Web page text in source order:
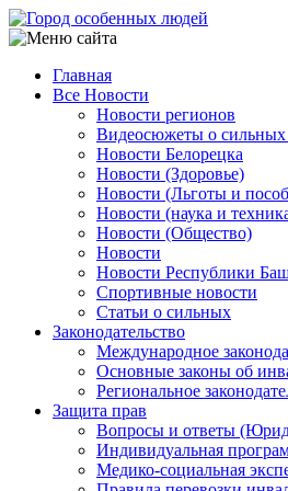
Перейти
к
содержанию
Main
navigation
Главная
Все Новости
Новости регионов
Видеосюжеты о сильных
Новости Белорецка
Новости (Здоровье)
Новости (Льготы и
Новости (наука и
Новости (Общество)
Новости
Новости Республики
Спортивные новости
Статьи о сильных
Законодательство
Международное
Основные законы об
Региональное
Защита прав
Вопросы и ответы
Индивидуальная
Медико-социальная